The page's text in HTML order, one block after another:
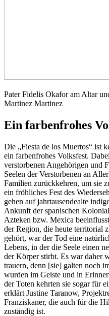
Pater Fidelis Okafor am Altar
Martinez Martinez
Ein farbenfrohes
Die „Fiesta de los Muertos“ ist
ein farbenfrohes Volksfest.
verstorbenen Angehörigen und
Seelen der Verstorbenen an
Familien zurückkehren, um sie
ein fröhliches Fest des
gehen auf jahrtausendealte
Ankunft der spanischen
Azteken bzw. Mexica
der Region, die heute territorial
gehört, war der Tod eine
Lebens, in der die Seele einen
der Körper stirbt. Es war daher
trauern, denn [sie] galten noch
wurden im Geiste und in
der Toten kehrten sie sogar für
erklärt Justine Taranow,
Franziskaner, die auch für die
zuständig ist.